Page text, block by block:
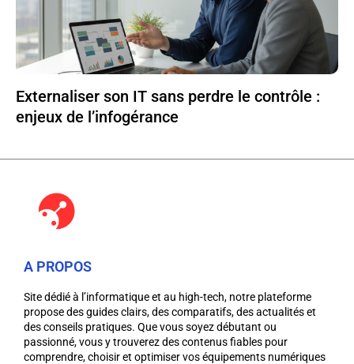
Externaliser son IT sans perdre le contrôle :
enjeux de l’infogérance
A PROPOS
Site dédié à l’informatique et au high-tech, notre plateforme
propose des guides clairs, des comparatifs, des actualités et
des conseils pratiques. Que vous soyez débutant ou
passionné, vous y trouverez des contenus fiables pour
comprendre, choisir et optimiser vos équipements numériques